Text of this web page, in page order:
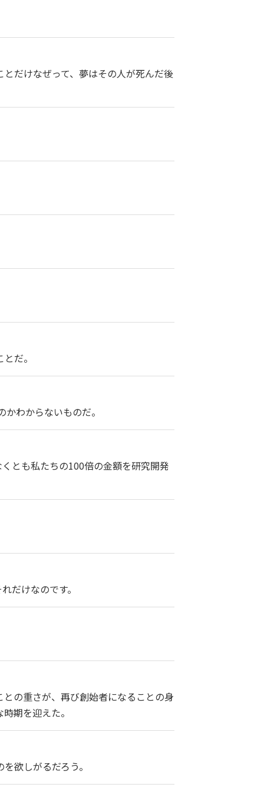
だけなぜって、夢はその人が死んだ後
だ。
わからないものだ。
とも私たちの100倍の金額を研究開発
だけなのです。
の重さが、再び創始者になることの身
期を迎えた。
欲しがるだろう。